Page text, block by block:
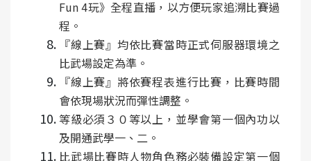
Fun 4玩》全程直播，以方便玩家追溯比賽過
程。
『線上賽』均依比賽當時正式伺服器環境之
比武場設定為準。
『線上賽』將依賽程表進行比賽，比賽時間
會依現場狀況而彈性調整。
等級必須３０等以上，並學會第一個內功以
及開通武學一、二。
比武場比賽時人物角色務必裝備設定第一個